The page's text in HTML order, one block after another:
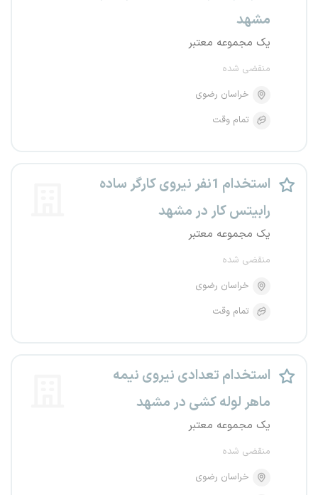
مشهد
یک مجموعه معتبر
منقضی شده
خراسان رضوی
تمام وقت
استخدام 1نفر نیروی کارگر ساده
رابیتس کار در مشهد
یک مجموعه معتبر
منقضی شده
خراسان رضوی
تمام وقت
استخدام تعدادی نیروی نیمه
ماهر لوله کشی در مشهد
یک مجموعه معتبر
منقضی شده
خراسان رضوی